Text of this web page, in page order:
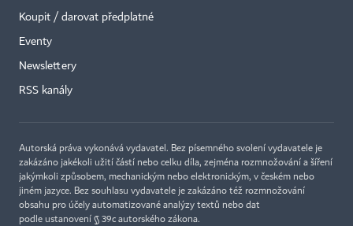
Koupit / darovat předplatné
Eventy
Newslettery
RSS kanály
Autorská práva vykonává vydavatel. Bez písemného svolení vydavatele je
zakázáno jakékoli užití částí nebo celku díla, zejména rozmnožování a šíření
jakýmkoli způsobem, mechanickým nebo elektronickým, v českém nebo
jiném jazyce. Bez souhlasu vydavatele je zakázáno též rozmnožování
obsahu pro účely automatizované analýzy textů nebo dat
podle ustanovení § 39c autorského zákona.